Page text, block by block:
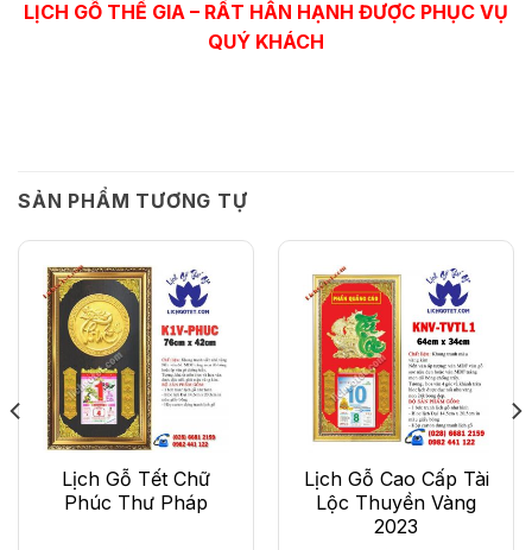
LỊCH GỖ THẾ GIA – RẤT HÂN HẠNH ĐƯỢC PHỤC VỤ
QUÝ KHÁCH
SẢN PHẨM TƯƠNG TỰ
Lịch Gỗ Tết Chữ
Phúc Thư Pháp
Lịch Gỗ Cao Cấp Tài
Lộc Thuyền Vàng
2023